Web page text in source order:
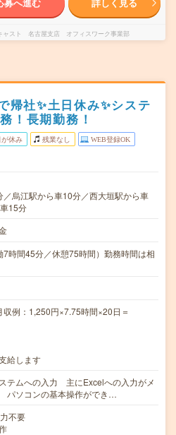
ャスト 名古屋支店 オフィスワーク事業部
帰社✨土日休み✨システ
！長期勤務！
が休み 残業なし WEB登録OK
／烏江駅から車10分／西大垣駅から車
15分
時間45分／休憩75時間）勤務時間は相
例：1,250円×7.75時間×20日＝
給します
ステムへの入力 主にExcelへの入力がメ
パソコンの基本操作ができ…
不要